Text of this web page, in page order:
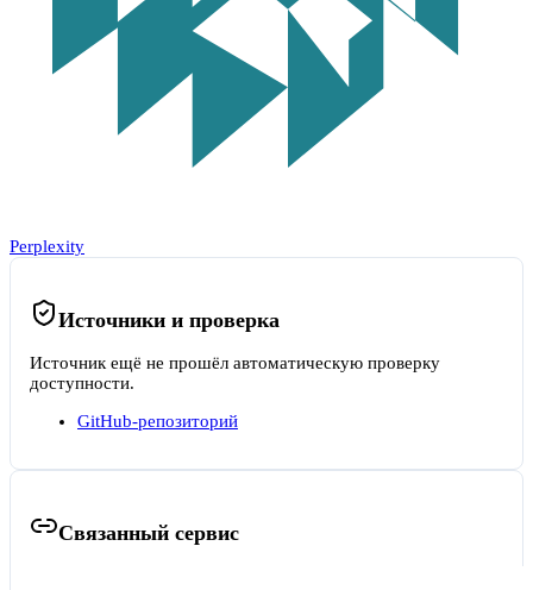
Perplexity
Источники и проверка
Источник ещё не прошёл автоматическую проверку
доступности.
GitHub-репозиторий
Связанный сервис